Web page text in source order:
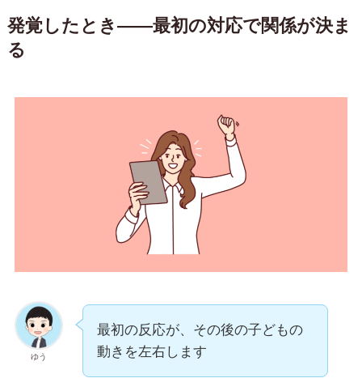
発覚したとき——最初の対応で関係が決ま
る
ゆう
最初の反応が、その後の子どもの
動きを左右します